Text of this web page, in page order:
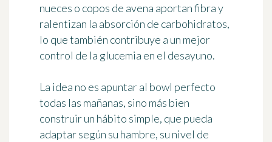
nueces o copos de avena aportan fibra y
ralentizan la absorción de carbohidratos,
lo que también contribuye a un mejor
control de la glucemia en el desayuno.
La idea no es apuntar al bowl perfecto
todas las mañanas, sino más bien
construir un hábito simple, que pueda
adaptar según su hambre, su nivel de